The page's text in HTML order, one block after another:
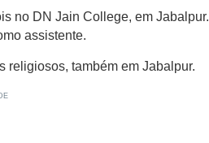
no DN Jain College, em Jabalpur.
assistente.
religiosos, também em Jabalpur.